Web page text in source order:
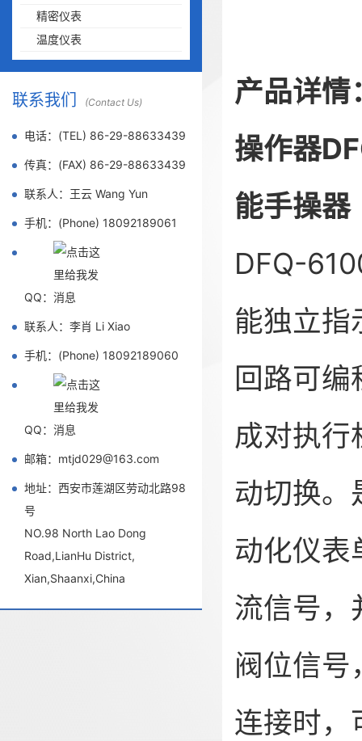
精密仪表
温度仪表
联系我们 (Contact Us)
电话：(TEL) 86-29-88633439
传真：(FAX) 86-29-88633439
联系人：王云 Wang Yun
手机：(Phone) 18092189061
QQ：
联系人：李肖 Li Xiao
手机：(Phone) 18092189060
QQ：
邮箱：mtjd029@163.com
地址：西安市莲湖区劳动北路98
号
NO.98 North Lao Dong
Road,LianHu District,
Xian,Shaanxi,China
产品详情
操作器
能手操
DFQ-
能独立指
回路可编
成对执行
动切换。
动化仪
流信号，
阀位信号
连接时，